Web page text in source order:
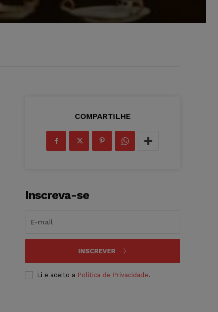
COMPARTILHE
Inscreva-se
INSCREVER
Li e aceito a Política de Privacidade.